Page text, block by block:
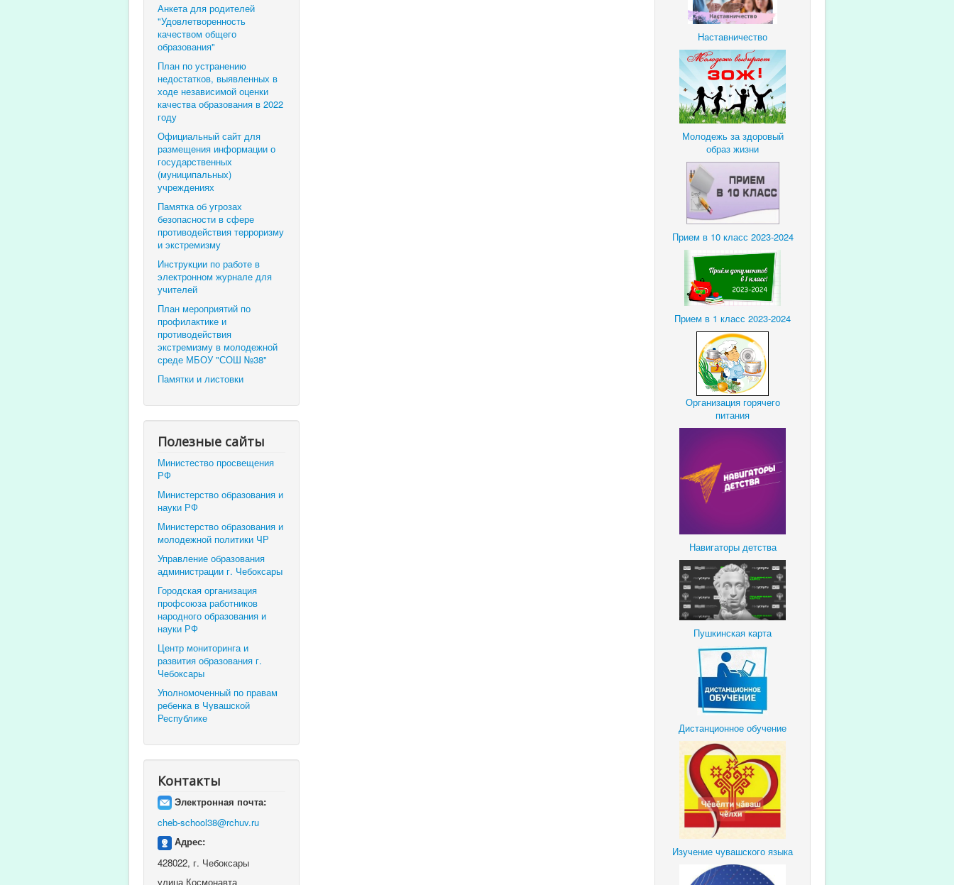
Анкета для родителей
"Удовлетворенность
качеством общего
образования"
План по устранению
недостатков, выявленных в
ходе независимой оценки
качества образования в 2022
году
Официальный сайт для
размещения информации о
государственных
(муниципальных)
учреждениях
Памятка об угрозах
безопасности в сфере
противодействия терроризму
и экстремизму
Инструкции по работе в
электронном журнале для
учителей
План мероприятий по
профилактике и
противодействия
экстремизму в молодежной
среде МБОУ "СОШ №38"
Памятки и листовки
Полезные сайты
Министество просвещения
РФ
Министерство образования и
науки РФ
Министерство образования и
молодежной политики ЧР
Управление образования
администрации г. Чебоксары
Городская организация
профсоюза работников
народного образования и
науки РФ
Центр мониторинга и
развития образования г.
Чебоксары
Уполномоченный по правам
ребенка в Чувашской
Республике
Контакты
Электронная почта:
cheb-school38@rchuv.ru
Адрес:
428022, г. Чебоксары
улица Космонавта
Наставничество
Молодежь за здоровый
образ жизни
Прием в 10 класс 2023-2024
Прием в 1 класс 2023-2024
Организация горячего
питания
Навигаторы детства
Пушкинская карта
Дистанционное обучение
Изучение чувашского языка